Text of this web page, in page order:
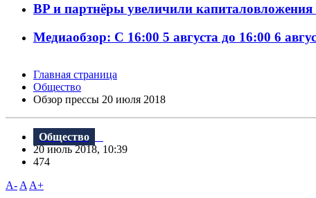
BP и партнёры увеличили
Медиаобзор: С 16:00 5 августа до 16:00 6
Главная страница
Общество
Обзор прессы 20 июля 2018
Общество
20 июль 2018, 10:39
474
A- A A+